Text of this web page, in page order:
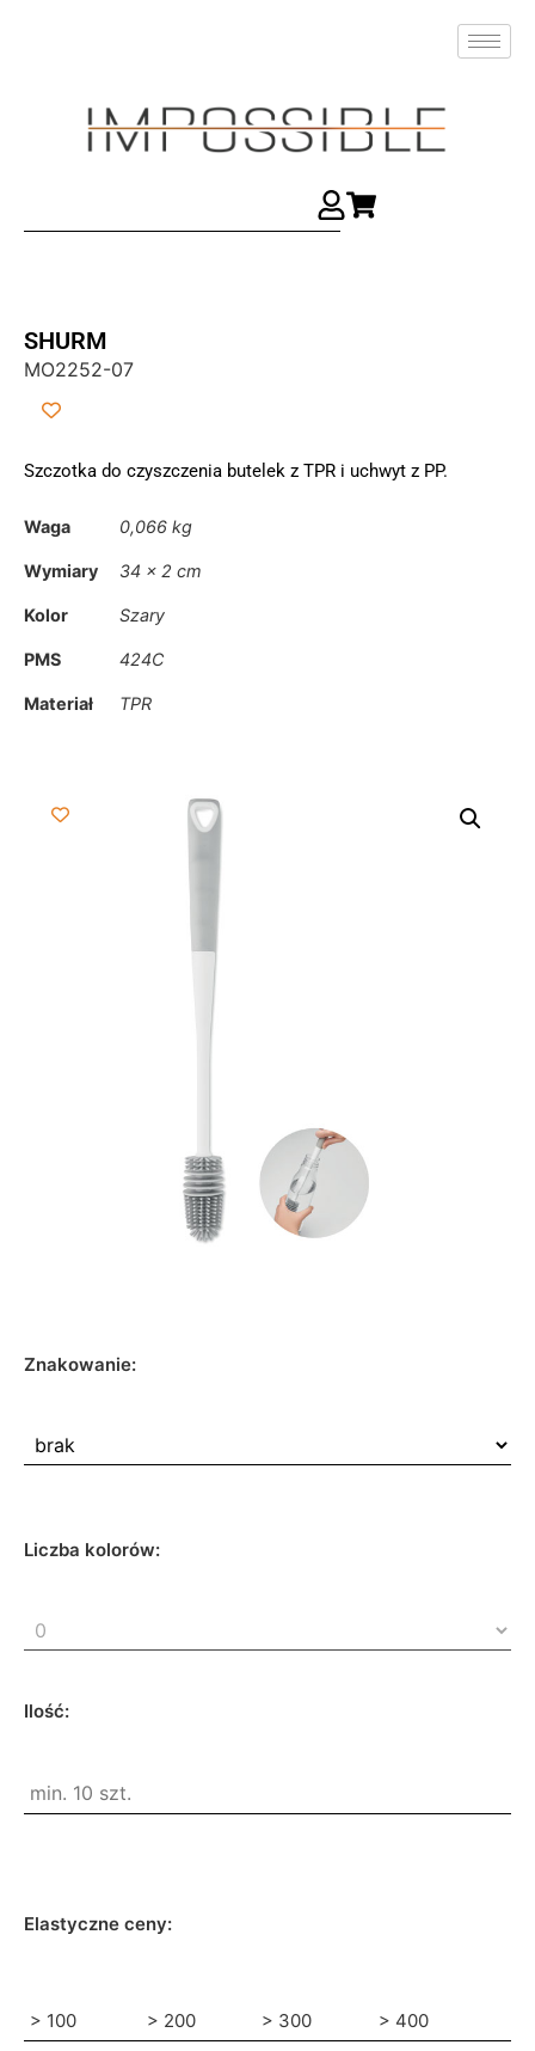
SHURM
MO2252-07
Szczotka do czyszczenia butelek z TPR i uchwyt z PP.
Waga 0,066 kg
Wymiary 34 × 2 cm
Kolor Szary
PMS 424C
Materiał TPR
Znakowanie:
Liczba kolorów:
Ilość:
Elastyczne ceny:
> 100 > 200 > 300
> 400